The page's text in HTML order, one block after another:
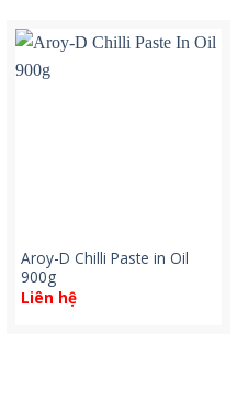
Aroy-D Chilli Paste in Oil
900g
Liên hệ